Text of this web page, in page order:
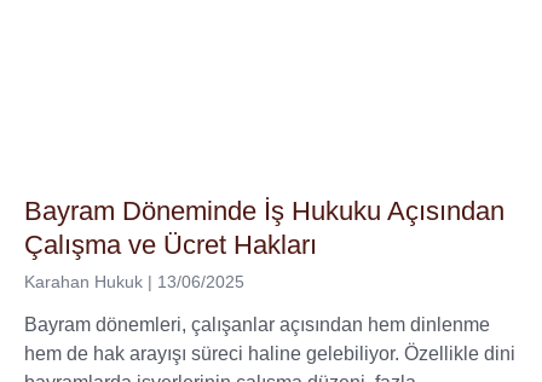
Bayram Döneminde İş Hukuku Açısından
Çalışma ve Ücret Hakları
Karahan Hukuk 13/06/2025
Bayram dönemleri, çalışanlar açısından hem dinlenme
hem de hak arayışı süreci haline gelebiliyor. Özellikle dini